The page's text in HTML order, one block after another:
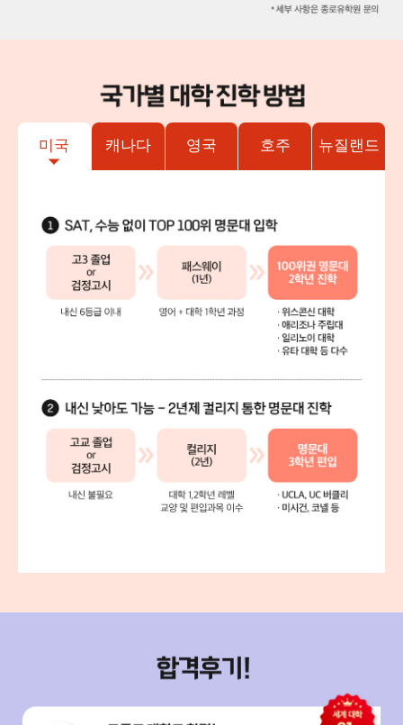
미국 캐나다 영국 호주 뉴질랜드